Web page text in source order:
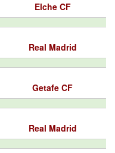
Elche CF
Real Madrid
Getafe CF
Real Madrid